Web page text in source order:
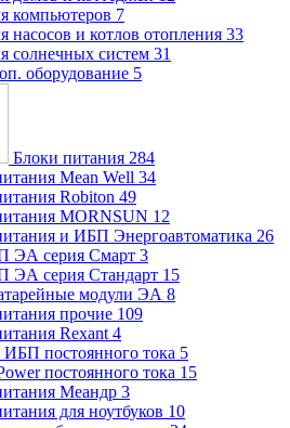
компьютеров 7
насосов и котлов отопления 33
солнечных систем 31
оборудование 5
Блоки питания 284
Mean Well 34
Robiton 49
MORNSUN 12
и ИБП Энергоавтоматика 26
ЭА серия Смарт 3
ЭА серия Стандарт 15
модули ЭА 8
прочие 109
Rexant 4
постоянного тока 5
постоянного тока 15
Меандр 3
для ноутбуков 10